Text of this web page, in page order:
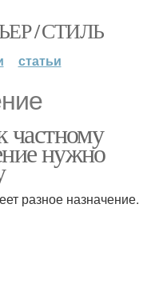
/ СТИЛЬ
статьи
частному
нужно
разное назначение.